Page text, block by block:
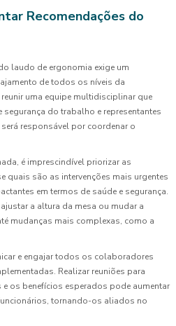
Recomendações do
laudo de ergonomia exige um
de todos os níveis da
uma equipe multidisciplinar que
do trabalho e representantes
responsável por coordenar o
é imprescindível priorizar as
quais são as intervenções mais urgentes
em termos de saúde e segurança.
a altura da mesa ou mudar a
mudanças mais complexas, como a
e engajar todos os colaboradores
Realizar reuniões para
os benefícios esperados pode aumentar
tornando-os aliados no